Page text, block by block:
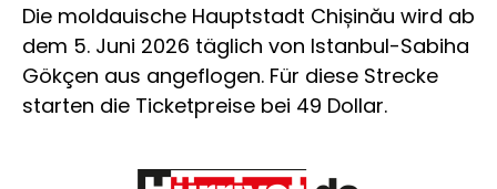
Die moldauische Hauptstadt Chișinău wird ab
dem 5. Juni 2026 täglich von Istanbul-Sabiha
Gökçen aus angeflogen. Für diese Strecke
starten die Ticketpreise bei 49 Dollar.